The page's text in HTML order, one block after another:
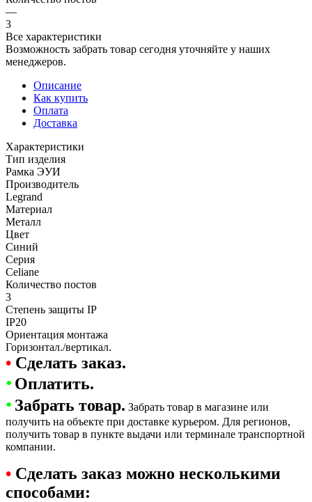
—
3
Все характеристики
Возможность забрать товар сегодня уточняйте у наших
менеджеров.
Описание
Как купить
Оплата
Доставка
Характеристики
Тип изделия
Рамка ЭУИ
Производитель
Legrand
Материал
Металл
Цвет
Синий
Серия
Celiane
Количество постов
3
Степень защиты IP
IP20
Ориентация монтажа
Горизонтал./вертикал.
• Сделать заказ.
• Оплатить.
• Забрать товар. Забрать товар в магазине или
получить на объекте при доставке курьером. Для регионов,
получить товар в пункте выдачи или терминале транспортной
компании.
• Сделать заказ можно несколькими
способами: